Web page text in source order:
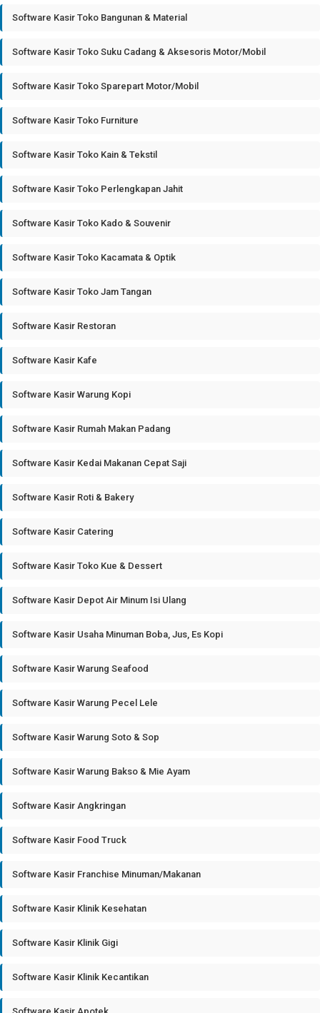
Software Kasir Toko Bangunan & Material
Software Kasir Toko Suku Cadang & Aksesoris Motor/Mobil
Software Kasir Toko Sparepart Motor/Mobil
Software Kasir Toko Furniture
Software Kasir Toko Kain & Tekstil
Software Kasir Toko Perlengkapan Jahit
Software Kasir Toko Kado & Souvenir
Software Kasir Toko Kacamata & Optik
Software Kasir Toko Jam Tangan
Software Kasir Restoran
Software Kasir Kafe
Software Kasir Warung Kopi
Software Kasir Rumah Makan Padang
Software Kasir Kedai Makanan Cepat Saji
Software Kasir Roti & Bakery
Software Kasir Catering
Software Kasir Toko Kue & Dessert
Software Kasir Depot Air Minum Isi Ulang
Software Kasir Usaha Minuman Boba, Jus, Es Kopi
Software Kasir Warung Seafood
Software Kasir Warung Pecel Lele
Software Kasir Warung Soto & Sop
Software Kasir Warung Bakso & Mie Ayam
Software Kasir Angkringan
Software Kasir Food Truck
Software Kasir Franchise Minuman/Makanan
Software Kasir Klinik Kesehatan
Software Kasir Klinik Gigi
Software Kasir Klinik Kecantikan